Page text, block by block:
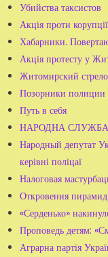
Убийства таксистов
Акція проти корупції
Хабарники.
Акція протесту у
Житомирский
Позорники полиции
Путь в себя
НАРОДНА СЛУЖБА
Народный депутат
керівні поліцаї
Налоговая
Откровения пирамид
«Серденько»
Проповедь детям:
Аграрна партія